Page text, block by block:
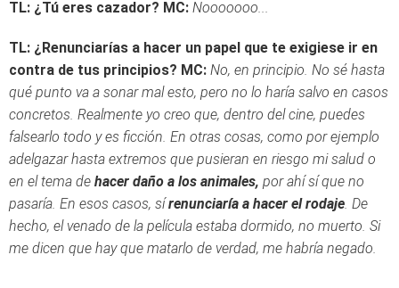
TL: ¿Tú eres cazador? MC: Nooooooo...
TL: ¿Renunciarías a hacer un papel que te exigiese ir en
contra de tus principios? MC: No, en principio. No sé hasta
qué punto va a sonar mal esto, pero no lo haría salvo en casos
concretos. Realmente yo creo que, dentro del cine, puedes
falsearlo todo y es ficción. En otras cosas, como por ejemplo
adelgazar hasta extremos que pusieran en riesgo mi salud o
en el tema de hacer daño a los animales, por ahí sí que no
pasaría. En esos casos, sírenunciaría a hacer el rodaje. De
hecho, el venado de la película estaba dormido, no muerto. Si
me dicen que hay que matarlo de verdad, me habría negado.